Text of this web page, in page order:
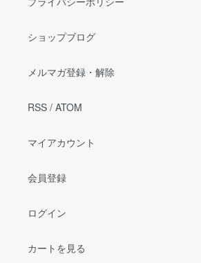
ショップブログ
メルマガ登録・解除
RSS / ATOM
マイアカウント
会員登録
ログイン
カートを見る